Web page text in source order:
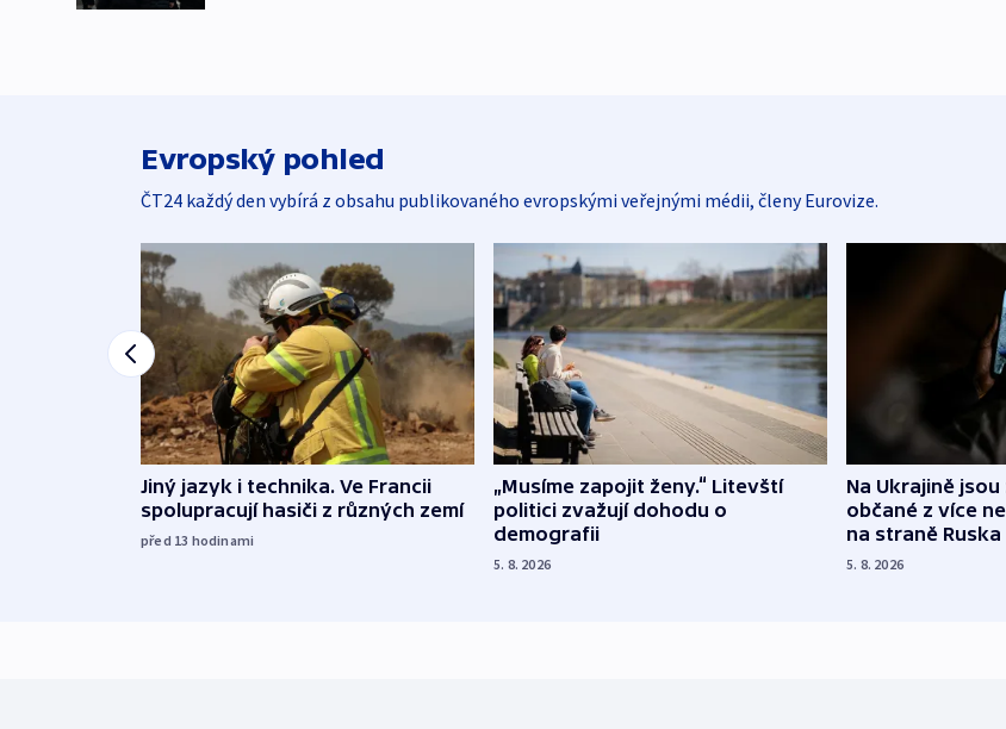
Evropský pohled
ČT24 každý den vybírá z obsahu publikovaného evropskými veřejnými médii, členy Eurovize.
Jiný jazyk i technika. Ve Francii
spolupracují hasiči z různých zemí
před 13 hodinami
„Musíme zapojit ženy.“ Litevští
politici zvažují dohodu o
demografii
5. 8. 2026
Na Ukrajině
občané z více
na straně Ruska
5. 8. 2026